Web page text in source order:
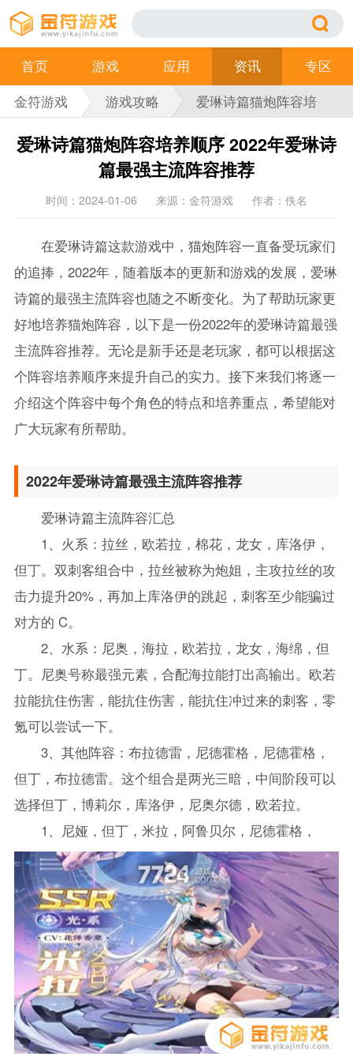
首页 游戏 应用 资讯
专区
金符游戏
游戏攻略
爱琳诗篇猫炮阵容培
养顺序
爱琳诗篇猫炮阵容培养顺序 2022年爱琳诗
篇最强主流阵容推荐
时间：2024-01-06 来源：金符游戏 作者：佚名
在爱琳诗篇这款游戏中，猫炮阵容一直备受玩家们
的追捧，2022年，随着版本的更新和游戏的发展，爱琳
诗篇的最强主流阵容也随之不断变化。为了帮助玩家更
好地培养猫炮阵容，以下是一份2022年的爱琳诗篇最强
主流阵容推荐。无论是新手还是老玩家，都可以根据这
个阵容培养顺序来提升自己的实力。接下来我们将逐一
介绍这个阵容中每个角色的特点和培养重点，希望能对
广大玩家有所帮助。
2022年爱琳诗篇最强主流阵容推荐
爱琳诗篇主流阵容汇总
1、火系：拉丝，欧若拉，棉花，龙女，库洛伊，
但丁。双刺客组合中，拉丝被称为炮姐，主攻拉丝的攻
击力提升20%，再加上库洛伊的跳起，刺客至少能骗过
对方的 C。
2、水系：尼奥，海拉，欧若拉，龙女，海绵，但
丁。尼奥号称最强元素，合配海拉能打出高输出。欧若
拉能抗住伤害，能抗住伤害，能抗住冲过来的刺客，零
氪可以尝试一下。
3、其他阵容：布拉德雷，尼德霍格，尼德霍格，
但丁，布拉德雷。这个组合是两光三暗，中间阶段可以
选择但丁，博莉尔，库洛伊，尼奥尔德，欧若拉。
1、尼娅，但丁，米拉，阿鲁贝尔，尼德霍格，